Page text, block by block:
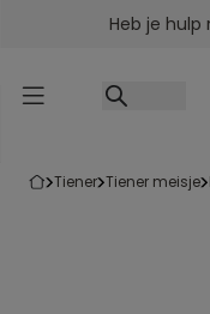
Ga naar inhoud
Heb je hulp
tiener tiener meisje